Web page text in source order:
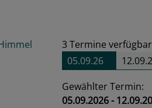
3Termine
05.09.26
Gewählter Termin:
05.09.2026 -